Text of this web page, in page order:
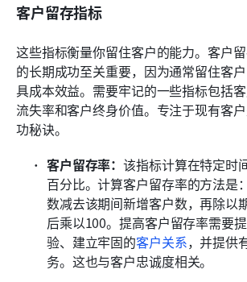
客户留存指标
这些指标衡量你留住客户的能力。客户
的长期成功至关重要，因为通常留住客
具成本效益。需要牢记的一些指标包括
流失率和客户终身价值。专注于现有客
功秘诀。
客户留存率：该指标计算在特定时
百分比。计算客户留存率的方法是
数减去该期间新增客户数，再除以
后乘以100。提高客户留存率需要
验、建立牢固的客户关系，并提供
务。这也与客户忠诚度相关。